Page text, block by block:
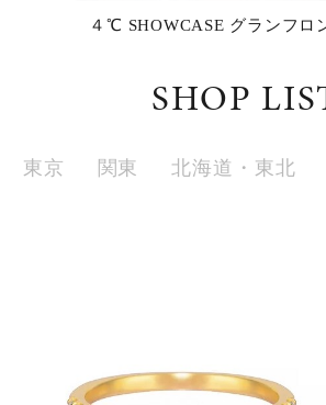
在庫ありのみ
４℃ SHOWCASE グランフロ
SHOP
東京 関東 北海道・東北